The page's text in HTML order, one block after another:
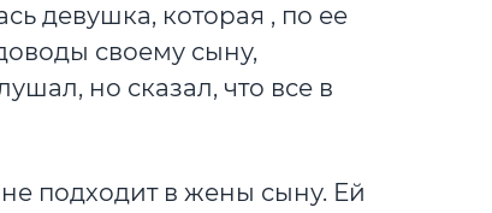
девушка, которая , по ее
своему сыну,
но сказал, что все в
подходит в жены сыну. Ей